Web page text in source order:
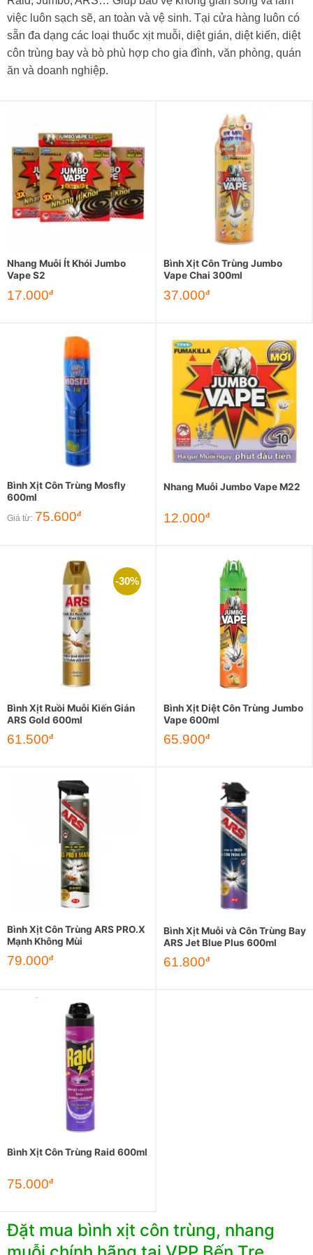
việc luôn sạch sẽ, an toàn và vệ sinh. Tại cửa hàng luôn có
sẵn đa dạng các loại thuốc xịt muỗi, diệt gián, diệt kiến, diệt
côn trùng bay và bò phù hợp cho gia đình, văn phòng, quán
ăn và doanh nghiệp.
Nhang Muỗi Ít Khói Jumbo
Vape S2
17.000đ
Bình Xịt Côn Trùng Jumbo
Vape Chai 300ml
37.000đ
Bình Xịt Côn Trùng Mosfly
600ml
Giá từ: 75.600đ
Nhang Muỗi Jumbo Vape M22
12.000đ
-30%
Bình Xịt Ruồi Muỗi Kiến Gián
ARS Gold 600ml
Giá
gốc
61.500đGiá
Bình Xịt Diệt Côn Trùng Jumbo
Vape 600ml
65.900đ
Bình Xịt Côn Trùng ARS PRO.X
Mạnh Không Mùi
79.000đ
Bình Xịt Muỗi và Côn Trùng Bay
ARS Jet Blue Plus 600ml
61.800đ
Bình Xịt Côn Trùng Raid 600ml
75.000đ
Đặt mua bình xịt côn trùng, nhang